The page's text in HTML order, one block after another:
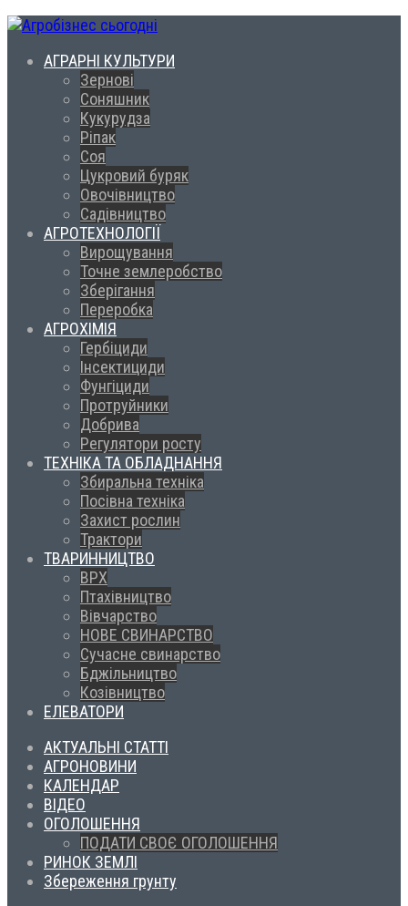
АГРАРНІ КУЛЬТУРИ
Зернові
Соняшник
Кукурудза
Ріпак
Соя
Цукровий буряк
Овочівництво
Садівництво
АГРОТЕХНОЛОГІЇ
Вирощування
Точне землеробство
Зберігання
Переробка
АГРОХІМІЯ
Гербіциди
Інсектициди
Фунгіциди
Протруйники
Добрива
Регулятори росту
ТЕХНІКА ТА ОБЛАДНАННЯ
Збиральна техніка
Посівна техніка
Захист рослин
Трактори
ТВАРИННИЦТВО
ВРХ
Птахівництво
Вівчарство
НОВЕ СВИНАРСТВО
Сучасне свинарство
Бджільництво
Козівництво
ЕЛЕВАТОРИ
АКТУАЛЬНІ СТАТТІ
АГРОНОВИНИ
КАЛЕНДАР
ВІДЕО
ОГОЛОШЕННЯ
ПОДАТИ СВОЄ ОГОЛОШЕННЯ
РИНОК ЗЕМЛІ
Збереження грунту